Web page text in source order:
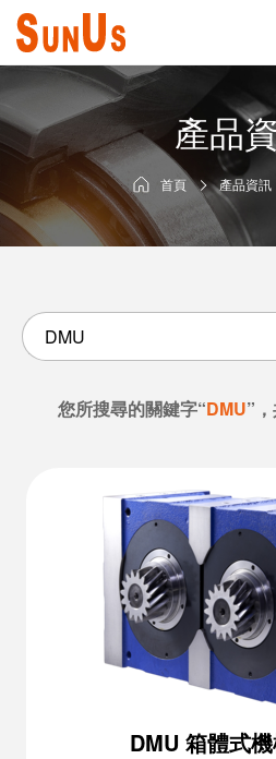
產品
首頁 產品資訊
您所搜尋的關鍵字“DMU”
DMU 箱體式